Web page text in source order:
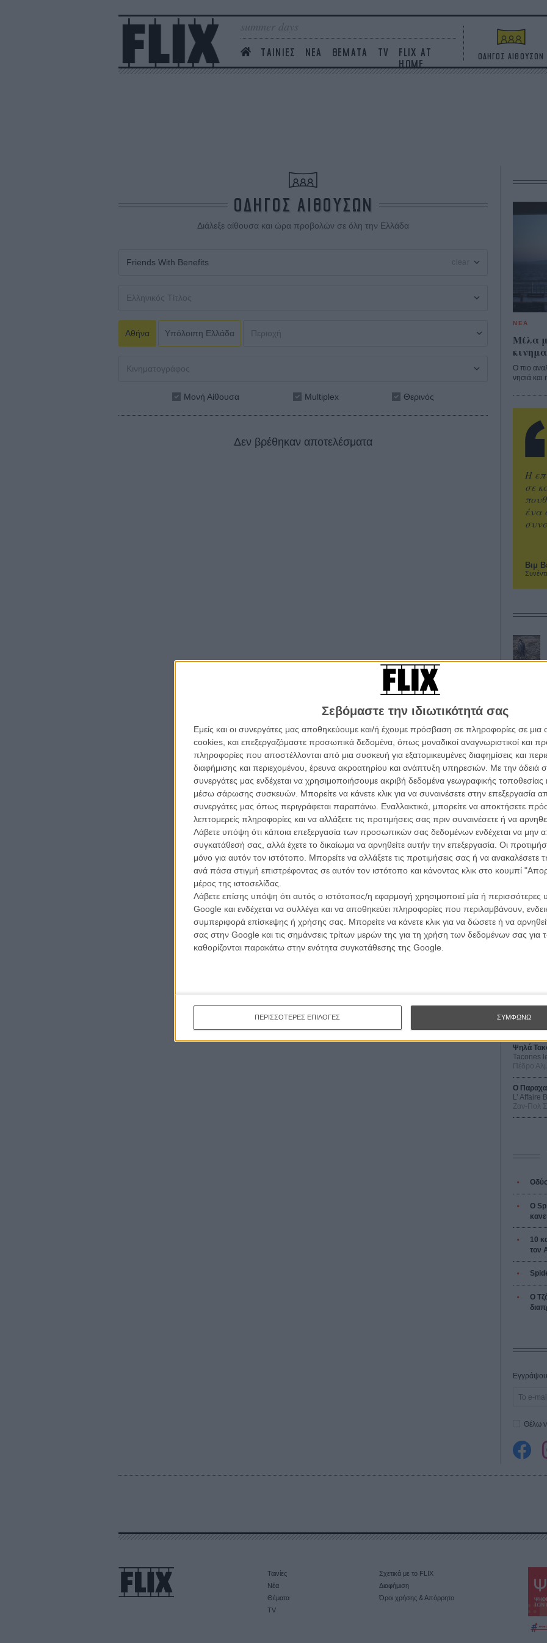
Σεβόμαστε την ιδιωτικότητά σας
Εμείς και οι συνεργάτες μας αποθηκεύουμε και/ή έχουμε πρόσβαση σε πληροφορίες σε
cookies, και επεξεργαζόμαστε προσωπικά δεδομένα, όπως μοναδικοί αναγνωριστικοί και
πληροφορίες που αποστέλλονται από μια συσκευή για εξατομικευμένες διαφημίσεις και
διαφήμισης και περιεχομένου, έρευνα ακροατηρίου και ανάπτυξη υπηρεσιών. Με την άδειά
συνεργάτες μας ενδέχεται να χρησιμοποιήσουμε ακριβή δεδομένα γεωγραφικής τοποθεσίας
μέσω σάρωσης συσκευών. Μπορείτε να κάνετε κλικ για να συναινέσετε στην επεξεργασία
συνεργάτες μας όπως περιγράφεται παραπάνω. Εναλλακτικά, μπορείτε να αποκτήσετε
λεπτομερείς πληροφορίες και να αλλάξετε τις προτιμήσεις σας πριν συναινέσετε ή να
Λάβετε υπόψη ότι κάποια επεξεργασία των προσωπικών σας δεδομένων ενδέχεται να μην
συγκατάθεσή σας, αλλά έχετε το δικαίωμα να αρνηθείτε αυτήν την επεξεργασία. Οι
μόνο για αυτόν τον ιστότοπο. Μπορείτε να αλλάξετε τις προτιμήσεις σας ή να ανακαλέσετε
ανά πάσα στιγμή επιστρέφοντας σε αυτόν τον ιστότοπο και κάνοντας κλικ στο κουμπί
μέρος της ιστοσελίδας.
Λάβετε επίσης υπόψη ότι αυτός ο ιστότοπος/η εφαρμογή χρησιμοποιεί μία ή περισσότερες
Google και ενδέχεται να συλλέγει και να αποθηκεύει πληροφορίες που περιλαμβάνουν,
συμπεριφορά επίσκεψης ή χρήσης σας. Μπορείτε να κάνετε κλικ για να δώσετε ή να
σας στην Google και τις σημάνσεις τρίτων μερών της για τη χρήση των δεδομένων σας
καθορίζονται παρακάτω στην ενότητα συγκατάθεσης της Google.
ΠΕΡΙΣΣΟΤΕΡΕΣ ΕΠΙΛΟΓΕΣ ΣΥΜΦΩΝΩ
summer days
ΤΑΙΝΙΕΣ ΝΕΑ ΘΕΜΑΤΑ TV
FLIX AT
HOME
ΟΔΗΓΟΣ ΑΙΘΟΥΣΩΝ
ΟΔΗΓΟΣ ΑΙΘΟΥΣΩΝ
Διάλεξε αίθουσα και ώρα προβολών σε όλη την Ελλάδα
clear
Αθήνα Υπόλοιπη Ελλάδα
Μονή Αίθουσα Multiplex Θερινός
Δεν βρέθηκαν αποτελέσματα
ΝΕΑ
Μίλα
Ο πιο
νησιά και
Βιμ
Η
σε
ένα
Οι
Οδύσσεια
The
Ψηλά
Tacones
Πέδρο
Ο
L’ Affaire
Ζαν-Πολ
Ο
10
τον
Ο
Θέλω
Ταινίες
Νέα
Θέματα
TV
Σχετικά με το FLIX
Διαφήμιση
Όροι χρήσης & Απόρρητο